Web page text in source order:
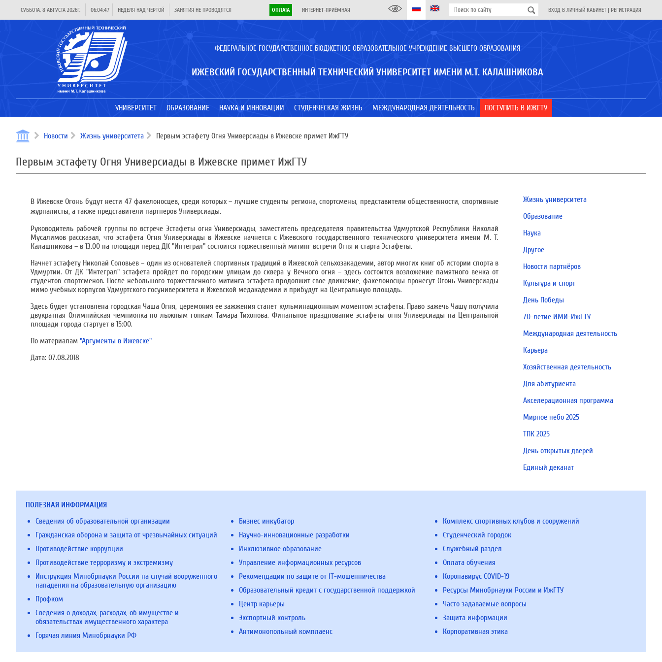
СУББОТА, 8 АВГУСТА 2026Г. 06:04:47 НЕДЕЛЯ НАД ЧЕРТОЙ ЗАНЯТИЯ НЕ ПРОВОДЯТСЯ ОПЛАТА ИНТЕРНЕТ-ПРИЁМНАЯ ВХОД В ЛИЧНЫЙ КАБИНЕТ | РЕГИСТРАЦИЯ
ФЕДЕРАЛЬНОЕ ГОСУДАРСТВЕННОЕ БЮДЖЕТНОЕ ОБРАЗОВАТЕЛЬНОЕ УЧРЕЖДЕНИЕ ВЫСШЕГО ОБРАЗОВАНИЯ
ИЖЕВСКИЙ ГОСУДАРСТВЕННЫЙ ТЕХНИЧЕСКИЙ УНИВЕРСИТЕТ ИМЕНИ М.Т. КАЛАШНИКОВА
УНИВЕРСИТЕТ ОБРАЗОВАНИЕ НАУКА И ИННОВАЦИИ СТУДЕНЧЕСКАЯ ЖИЗНЬ МЕЖДУНАРОДНАЯ ДЕЯТЕЛЬНОСТЬ ПОСТУПИТЬ В ИЖГТУ
Новости Жизнь университета Первым эстафету Огня Универсиады в Ижевске примет ИжГТУ
Первым эстафету Огня Универсиады в Ижевске примет ИжГТУ
В Ижевске Огонь будут нести 47 факелоносцев, среди которых – лучшие студенты региона, спортсмены, представители общественности, спортивные
журналисты, а также представители партнеров Универсиады.
Руководитель рабочей группы по встрече Эстафеты огня Универсиады, заместитель председателя правительства Удмуртской Республики Николай
Мусалимов рассказал, что эстафета Огня Универсиады в Ижевске начнется с Ижевского государственного технического университета имени М. Т.
Калашникова – в 13.00 на площади перед ДК "Интеграл" состоится торжественный митинг встречи Огня и старта Эстафеты.
Начнет эстафету Николай Соловьев – один из основателей спортивных традиций в Ижевской сельхозакадемии, автор многих книг об истории спорта в
Удмуртии. От ДК "Интеграл" эстафета пройдет по городским улицам до сквера у Вечного огня – здесь состоится возложение памятного венка от
студентов-спортсменов. После небольшого торжественного митинга эстафета продолжит свое движение, факелоносцы пронесут Огонь Универсиады
мимо учебных корпусов Удмуртского госуниверситета и Ижевской медакадемии и прибудут на Центральную площадь.
Здесь будет установлена городская Чаша Огня, церемония ее зажжения станет кульминационным моментом эстафеты. Право зажечь Чашу получила
двукратная Олимпийская чемпионка по лыжным гонкам Тамара Тихонова. Финальное празднование эстафеты огня Универсиады на Центральной
площади города стартует в 15:00.
По материалам "Аргументы в Ижевске"
Дата: 07.08.2018
Жизнь университета
Образование
Наука
Другое
Новости партнёров
Культура и спорт
День Победы
70-летие ИМИ-ИжГТУ
Международная деятельность
Карьера
Хозяйственная деятельность
Для абитуриента
Акселерационная программа
Мирное небо 2025
ТПК 2025
День открытых дверей
Единый деканат
ПОЛЕЗНАЯ ИНФОРМАЦИЯ
Сведения об образовательной организации
Гражданская оборона и защита от чрезвычайных ситуаций
Противодействие коррупции
Противодействие терроризму и экстремизму
Инструкция Минобрнауки России на случай вооруженного
нападения на образовательную организацию
Профком
Сведения о доходах, расходах, об имуществе и
обязательствах имущественного характера
Горячая линия Минобрнауки РФ
Бизнес инкубатор
Научно-инновационные разработки
Инклюзивное образование
Управление информационных ресурсов
Рекомендации по защите от IT-мошенничества
Образовательный кредит с государственной поддержкой
Центр карьеры
Экспортный контроль
Антимонопольный комплаенс
Комплекс спортивных клубов и сооружений
Студенческий городок
Служебный раздел
Оплата обучения
Коронавирус COVID-19
Ресурсы Минобрнауки России и ИжГТУ
Часто задаваемые вопросы
Защита информации
Корпоративная этика